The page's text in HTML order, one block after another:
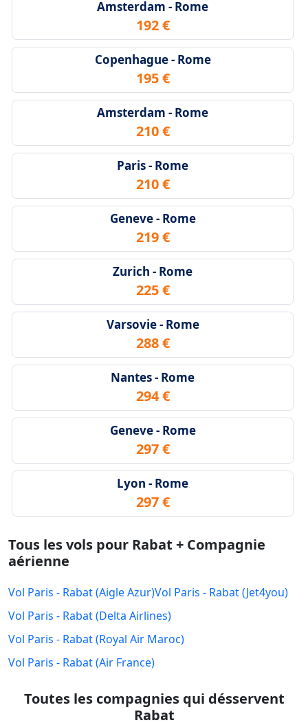
Amsterdam - Rome
192 €
Copenhague - Rome
195 €
Amsterdam - Rome
210 €
Paris - Rome
210 €
Geneve - Rome
219 €
Zurich - Rome
225 €
Varsovie - Rome
288 €
Nantes - Rome
294 €
Geneve - Rome
297 €
Lyon - Rome
297 €
Tous les vols pour Rabat + Compagnie
aérienne
Vol Paris - Rabat (Aigle Azur)Vol Paris - Rabat (Jet4you)
Vol Paris - Rabat (Delta Airlines)
Vol Paris - Rabat (Royal Air Maroc)
Vol Paris - Rabat (Air France)
Toutes les compagnies qui désservent
Rabat